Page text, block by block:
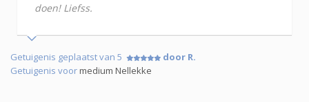
doen! Liefss.
Getuigenis geplaatst van 5
door R.
Getuigenis voormedium Nellekke